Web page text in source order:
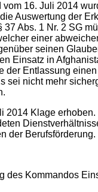
vom 16. Juli 2014
Auswertung der
Abs. 1 Nr. 2 SG
einer
seinen
Einsatz in
der Entlassung
sei nicht mehr
2014 Klage
der
des Kommandos